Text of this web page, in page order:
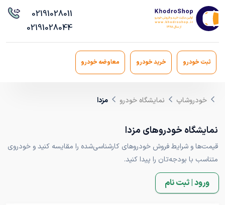
02191028011
02191028044
ثبت خودرو خرید خودرو معاوضه خودرو
خودروشاپ نمایشگاه خودرو مزدا
نمایشگاه خودروهای مزدا
قیمت‌ها و شرایط فروش خودروهای کارشناسی‌شده را مقایسه کنید و خودروی
متناسب با بودجه‌تان را پیدا کنید.
ورود | ثبت نام